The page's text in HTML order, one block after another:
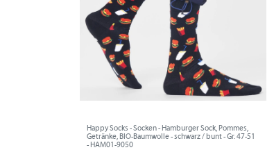
Happy Socks - Socken - Hamburger Sock, Pommes,
Getränke, BIO-Baumwolle - schwarz / bunt - Gr. 47-51
- HAM01-9050